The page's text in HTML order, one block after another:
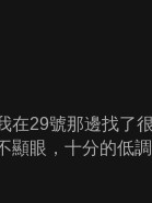
29號那邊找了
眼，十分的低調